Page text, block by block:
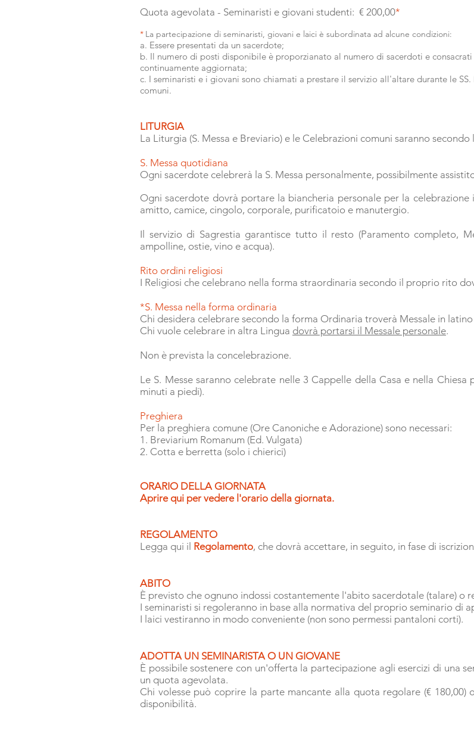
Quota agevolata - Seminaristi e giovani studenti: € 200,00*
* La partecipazione di seminaristi, giovani e laici è subordinata ad alcune condizioni:
a. Essere presentati da un sacerdote;
b. Il numero di posti disponibile è proporzianato al numero di sacerdoti e
continuamente aggiornata;
c. I seminaristi e i giovani sono chiamati a prestare il servizio all'altare durante le
comuni.
LITURGIA
La Liturgia (S. Messa e Breviario) e le Celebrazioni comuni saranno secondo
S. Messa quotidiana
Ogni sacerdote celebrerà la S. Messa personalmente, possibilmente
Ogni sacerdote dovrà portare la biancheria personale per la celebrazione
amitto, camice, cingolo, corporale, purificatoio e manutergio.
Il servizio di Sagrestia garantisce tutto il resto (Paramento completo,
ampolline, ostie, vino e acqua).
Rito ordini religiosi
I Religiosi che celebrano nella forma straordinaria secondo il proprio rito
*S. Messa nella forma ordinaria
Chi desidera celebrare secondo la forma Ordinaria troverà Messale in
Chi vuole celebrare in altra Lingua dovrà portarsi il Messale personale.
Non è prevista la concelebrazione.
Le S. Messe saranno celebrate nelle 3 Cappelle della Casa e nella
minuti a piedi).
Preghiera
Per la preghiera comune (Ore Canoniche e Adorazione) sono necessari:
1. Breviarium Romanum (Ed. Vulgata)
2. Cotta e berretta (solo i chierici)
ORARIO DELLA GIORNATA
Aprire qui per vedere l'orario della giornata.
REGOLAMENTO
Legga qui il Regolamento, che dovrà accettare, in seguito, in fase di
ABITO
È previsto che ognuno indossi costantemente l'abito sacerdotale (talare) o
I seminaristi si regoleranno in base alla normativa del proprio seminario di
I laici vestiranno in modo conveniente (non sono permessi pantaloni corti).
ADOTTA UN SEMINARISTA O UN GIOVANE
È possibile sostenere con un'offerta la partecipazione agli esercizi di una
un quota agevolata.
Chi volesse può coprire la parte mancante alla quota regolare (€
disponibilità.